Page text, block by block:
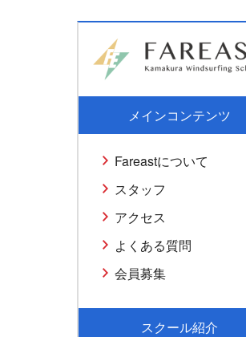
メインコンテンツ
Fareastについて
スタッフ
アクセス
よくある質問
会員募集
スクール紹介